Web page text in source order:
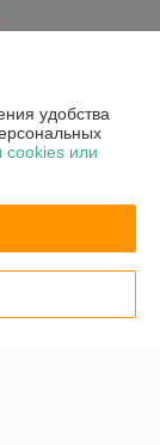
удобства
или